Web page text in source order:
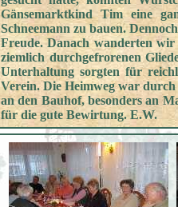
Gänsemarktkind Tim eine
Schneemann zu bauen.
Freude. Danach wanderten
ziemlich durchgefrorenen
Unterhaltung sorgten für
Verein. Die Heimweg war
an den Bauhof, besonders an
für die gute Bewirtung. E.W.